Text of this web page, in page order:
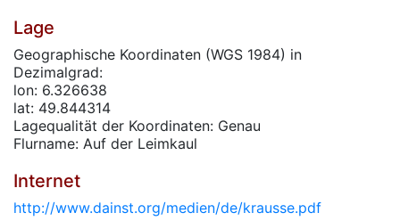
Lage
Geographische Koordinaten (WGS 1984) in
Dezimalgrad:
lon: 6.326638
lat: 49.844314
Lagequalität der Koordinaten: Genau
Flurname: Auf der Leimkaul
Internet
http://www.dainst.org/medien/de/krausse.pdf